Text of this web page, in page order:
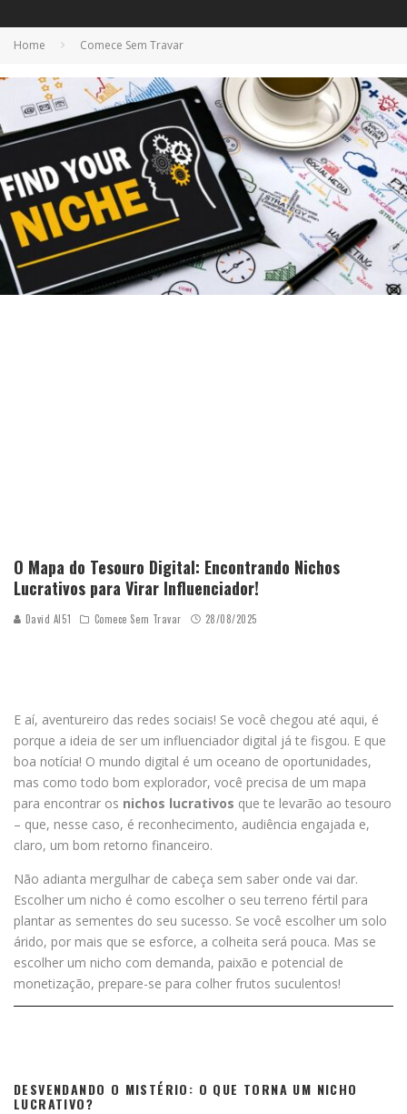
Home Comece Sem Travar
O Mapa do Tesouro Digital: Encontrando Nichos
Lucrativos para Virar Influenciador!
David AI51 Comece Sem Travar 28/08/2025
E aí, aventureiro das redes sociais! Se você chegou até aqui, é
porque a ideia de ser um influenciador digital já te fisgou. E que
boa notícia! O mundo digital é um oceano de oportunidades,
mas como todo bom explorador, você precisa de um mapa
para encontrar os nichos lucrativos que te levarão ao tesouro
– que, nesse caso, é reconhecimento, audiência engajada e,
claro, um bom retorno financeiro.
Não adianta mergulhar de cabeça sem saber onde vai dar.
Escolher um nicho é como escolher o seu terreno fértil para
plantar as sementes do seu sucesso. Se você escolher um solo
árido, por mais que se esforce, a colheita será pouca. Mas se
escolher um nicho com demanda, paixão e potencial de
monetização, prepare-se para colher frutos suculentos!
DESVENDANDO O MISTÉRIO: O QUE TORNA UM NICHO
LUCRATIVO?